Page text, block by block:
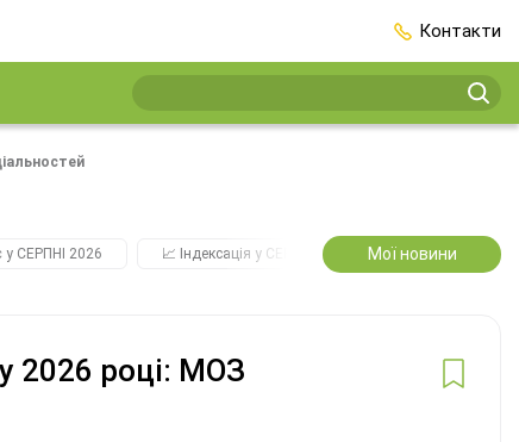
Контакти
СЕРПНІ 2026 📈 Індексація у СЕРПНІ 2️⃣0️⃣2️⃣7️⃣ Усі
Мої новини
2026 році: МОЗ